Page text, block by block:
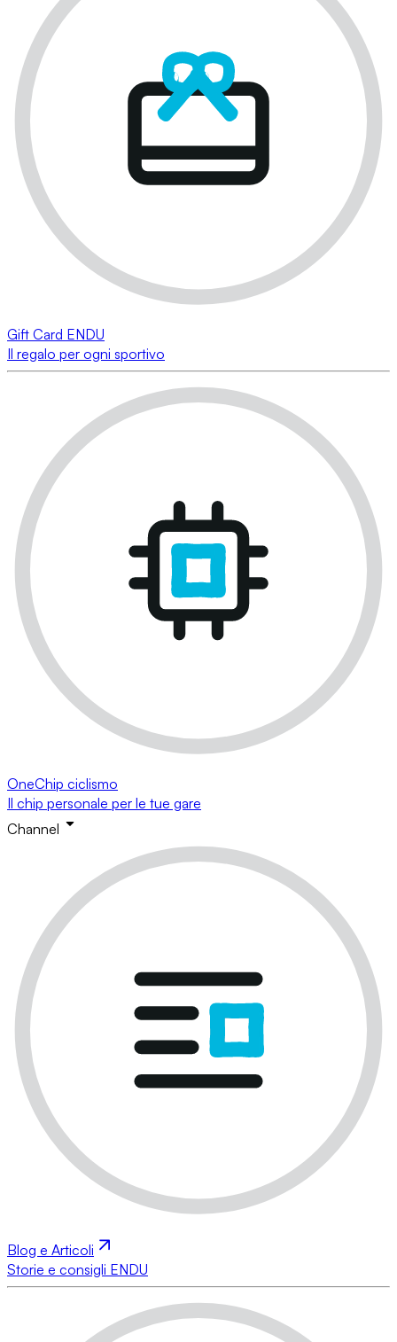
Gift Card ENDU
Il regalo per ogni sportivo
OneChip ciclismo
Il chip personale per le tue gare
Channel
Blog e Articoli
Storie e consigli ENDU